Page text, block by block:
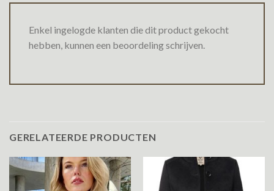
Enkel ingelogde klanten die dit product gekocht
hebben, kunnen een beoordeling schrijven.
GERELATEERDE PRODUCTEN